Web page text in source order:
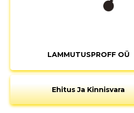
LAMMUTUSPROFF OÜ
Ehitus Ja Kinnisvara